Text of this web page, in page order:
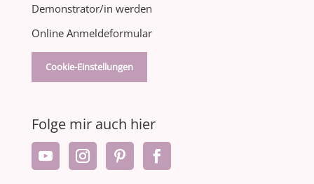
Demonstrator/in werden
Online Anmeldeformular
Cookie-Einstellungen
Folge mir auch hier